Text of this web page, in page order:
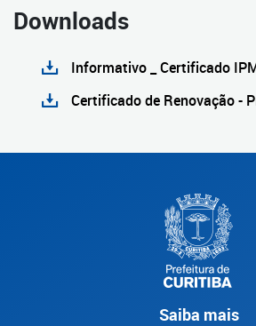
Downloads
Informativo _ Certificado
Certificado de Renovação -
Saiba mais